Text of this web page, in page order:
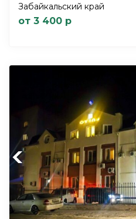
Забайкальский край
от 3 400 р
Previous